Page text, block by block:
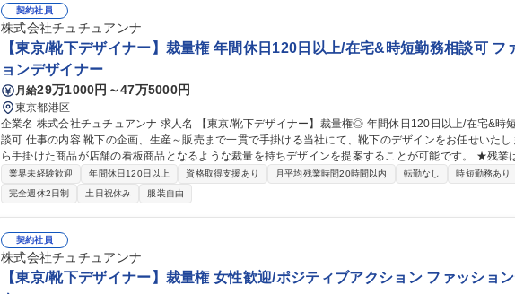
契約社員
株式会社チュチュアンナ
【東京/靴下デザイナー】裁量権 年間休日120日以上/在宅&時短勤務相談可 フ
ョンデザイナー
月給29万1000円～47万5000円
東京都港区
企業名 株式会社チュチュアンナ 求人名 【東京/靴下デザイナー】裁量権◎ 年間休日120日以上/在宅&時短勤務相
談可 仕事の内容 靴下の企画、生産～販売まで一貫で手掛ける当社にて、靴下のデザインをお任せいたします。自
ら手掛けた商品が店舗の看板商品となるような裁量を持ちデザインを提案することが可能です。 ★残業
10時間★ 【ターゲット】ヤング・キャリアがメインターゲットです。今後は、より品質を高めた商品開発の強化
や、ヤングミセスに向けた商品開発など、靴下事業の拡大に力を入れていきます。 ■当社は、靴下/インナ
アの製造から小売まで手掛けており、店舗数･売上ともに成長を継続。直近ではECやWEBマーケティン
強化し、外部環境の変化に対応する強い組織づくりを目指しています。 募集職種 【東京/靴下デザイナー】裁量権
◎ 年間休日120日以上/在宅&時短勤務相談可
業界未経験歓迎 年間休日120日以上 資格取得支援あり 月平均残業時間20時間以内 転勤なし
時短勤務あり
完全週休2日制
土日祝休み 服装自由
契約社員
株式会社チュチュアンナ
【東京/靴下デザイナー】裁量権 女性歓迎/ポジティブアクション ファッショ